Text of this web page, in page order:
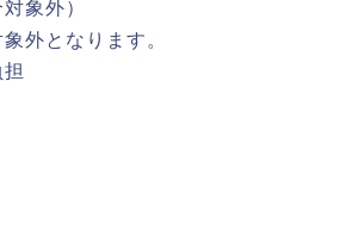
象外）
外となります。